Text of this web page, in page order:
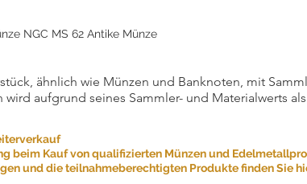
NGC MS 62 Antike Münze
ähnlich wie Münzen und Banknoten, mit
aufgrund seines Sammler- und Materialwerts
beim Kauf von qualifizierten Münzen und
und die teilnahmeberechtigten Produkte finden Sie